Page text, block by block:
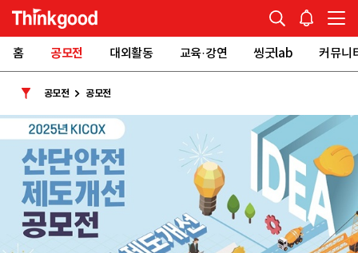
홈 공모전 대외활동 교육·강연 씽굿lab 커뮤니
공모전 공모전